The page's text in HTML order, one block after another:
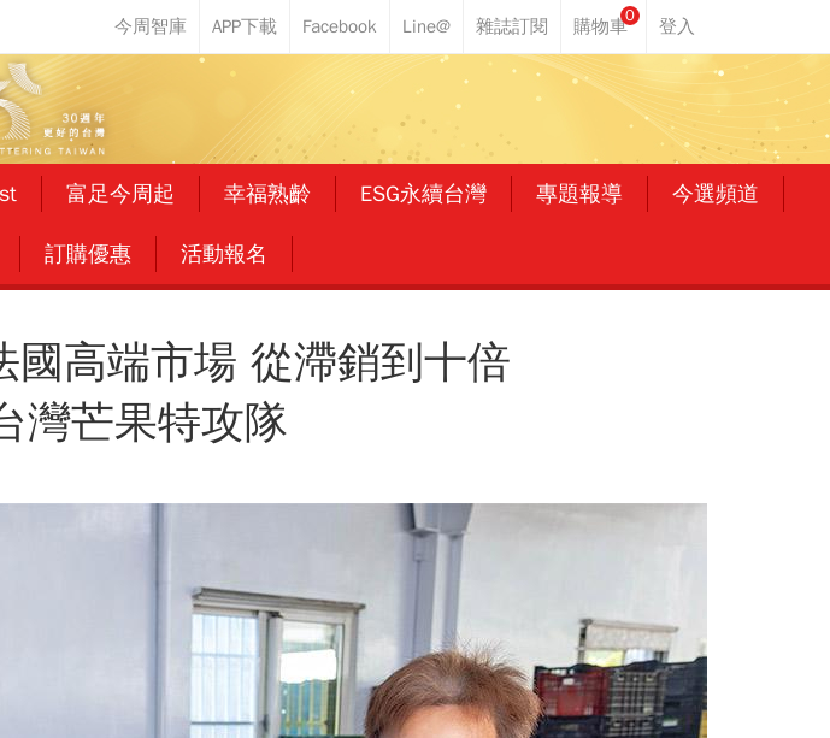
0
富足今周起 幸福熟齡 ESG永續台灣 專題報導 今選頻道
訂購優惠 活動報名
高端市場 從滯銷到十倍
灣芒果特攻隊